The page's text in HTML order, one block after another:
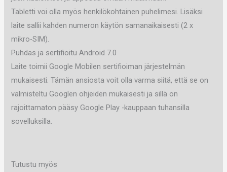
Tabletti voi olla myös henkilökohtainen puhelimesi. Lisäksi
laite sallii kahden numeron käytön samanaikaisesti (2 x
mikro-SIM).
Puhdas ja sertifioitu Android 7.0
Laite toimii Google Mobilen sertifioiman järjestelmän
mukaisesti. Tämän ansiosta voit olla varma siitä, että se on
valmisteltu Googlen ohjeiden mukaisesti ja sillä on
rajoittamaton pääsy Google Play -kauppaan tuhansilla
sovelluksilla.
Tutustu myös